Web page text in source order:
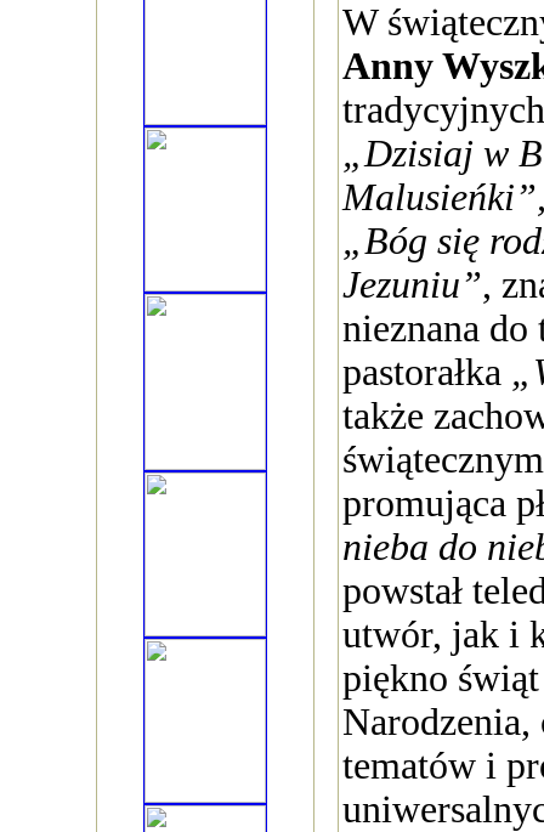
W
Anny
„Dzisiaj w
„Bóg się
Jezuniu”,
nieznana do
pastorałka
także
promująca
nieba do
powstał
utwór, jak i
piękno
tematów i